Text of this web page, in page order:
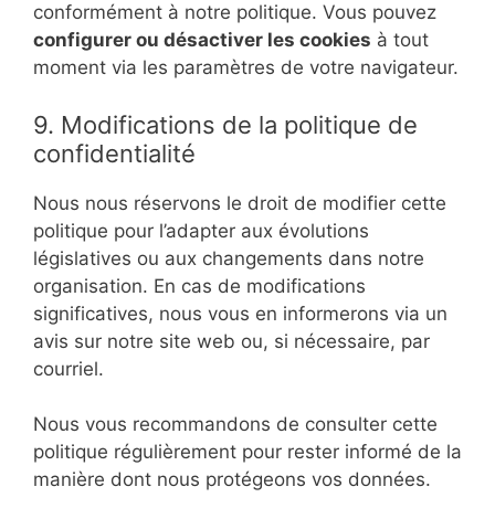
conformément à notre politique. Vous pouvez
configurer ou désactiver les cookies à tout
moment via les paramètres de votre navigateur.
9. Modifications de la politique de
confidentialité
Nous nous réservons le droit de modifier cette
politique pour l’adapter aux évolutions
législatives ou aux changements dans notre
organisation. En cas de modifications
significatives, nous vous en informerons via un
avis sur notre site web ou, si nécessaire, par
courriel.
Nous vous recommandons de consulter cette
politique régulièrement pour rester informé de la
manière dont nous protégeons vos données.